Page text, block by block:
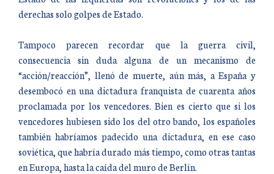
derechas solo golpes de Estado.
Tampoco parecen recordar que la guerra civil,
consecuencia sin duda alguna de un mecanismo de
“acción/reacción”, llenó de muerte, aún más, a España y
desembocó en una dictadura franquista de cuarenta años
proclamada por los vencedores. Bien es cierto que si los
vencedores hubiesen sido los del otro bando, los españoles
también habríamos padecido una dictadura, en ese caso
soviética, que habría durado más tiempo, como otras tantas
en Europa, hasta la caída del muro de Berlín.